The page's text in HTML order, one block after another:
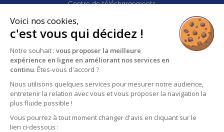
Voici nos cookies,
c'est vous qui décidez !
Notre souhait : vous proposer la meilleure
expérience en ligne en améliorant nos services en
continu. Êtes-vous d'accord ?
Nous utilisons quelques services pour mesurer notre audience,
entretenir la relation avec vous et vous proposer la navigation la
plus fluide possible !
Vous pourrez à tout moment changer d'avis en cliquant sur le
lien ci-dessous :
Centre de téléchargements
Newsletter
Logiciel EJ32
Mentions légales
Politique de confidentialité
Conditions générales de vente